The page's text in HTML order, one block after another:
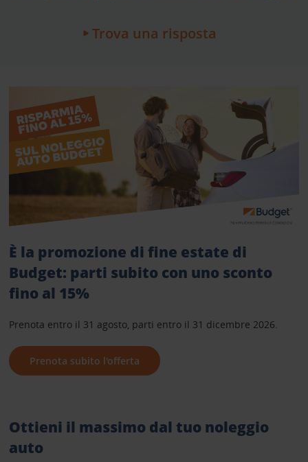
Trova una risposta
È la promozione di fine estate di
Budget: parti subito con uno sconto
fino al 15%
Prenota entro il 31 agosto, parti entro il 31 dicembre 2026.
Prenota subito l'offerta
Ottieni il massimo dal tuo noleggio
auto